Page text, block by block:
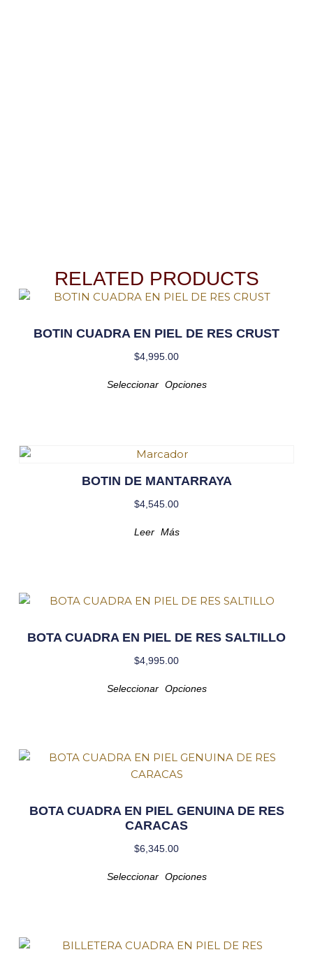
RELATED PRODUCTS
BOTIN CUADRA EN PIEL DE RES CRUST
$4,995.00
Seleccionar Opciones
BOTIN DE MANTARRAYA
$4,545.00
Leer Más
BOTA CUADRA EN PIEL DE RES SALTILLO
$4,995.00
Seleccionar Opciones
BOTA CUADRA EN PIEL GENUINA DE RES
CARACAS
$6,345.00
Seleccionar Opciones